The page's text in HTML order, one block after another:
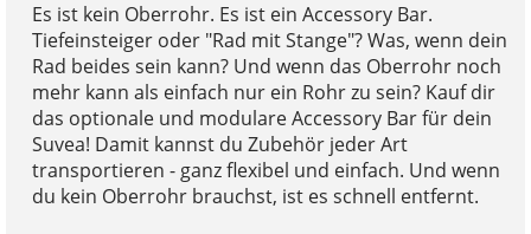
Es ist kein Oberrohr. Es ist ein Accessory Bar.
Tiefeinsteiger oder "Rad mit Stange"? Was, wenn dein
Rad beides sein kann? Und wenn das Oberrohr noch
mehr kann als einfach nur ein Rohr zu sein? Kauf dir
das optionale und modulare Accessory Bar für dein
Suvea! Damit kannst du Zubehör jeder Art
transportieren - ganz flexibel und einfach. Und wenn
du kein Oberrohr brauchst, ist es schnell entfernt.